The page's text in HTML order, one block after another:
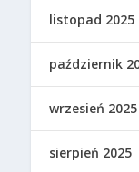
listopad 2025
październik
wrzesień 2025
sierpień 2025